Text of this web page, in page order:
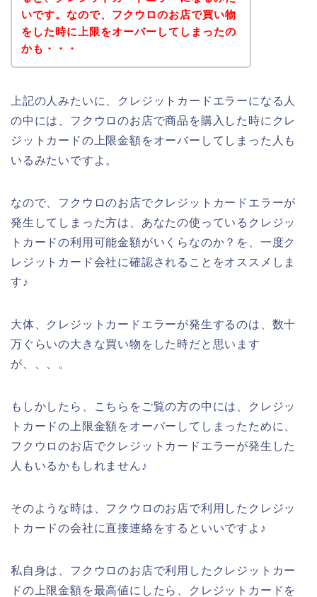
いです。なので、フクウロのお店で買い物
をした時に上限をオーバーしてしまったの
かも・・・
上記の人みたいに、クレジットカードエラーになる人
の中には、フクウロのお店で商品を購入した時にクレ
ジットカードの上限金額をオーバーしてしまった人も
いるみたいですよ。
なので、フクウロのお店でクレジットカードエラーが
発生してしまった方は、あなたの使っているクレジッ
トカードの利用可能金額がいくらなのか？を、一度ク
レジットカード会社に確認されることをオススメしま
す♪
大体、クレジットカードエラーが発生するのは、数十
万ぐらいの大きな買い物をした時だと思います
が、、、。
もしかしたら、こちらをご覧の方の中には、クレジッ
トカードの上限金額をオーバーしてしまったために、
フクウロのお店でクレジットカードエラーが発生した
人もいるかもしれません♪
そのような時は、フクウロのお店で利用したクレジッ
トカードの会社に直接連絡をするといいですよ♪
私自身は、フクウロのお店で利用したクレジットカー
ドの上限金額を最高値にしたら、クレジットカードを